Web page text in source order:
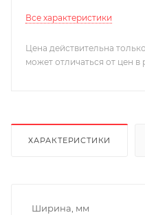
Все характеристики
Цена действительна
может отличаться от цен в
ХАРАКТЕРИСТИКИ
Ширина, мм